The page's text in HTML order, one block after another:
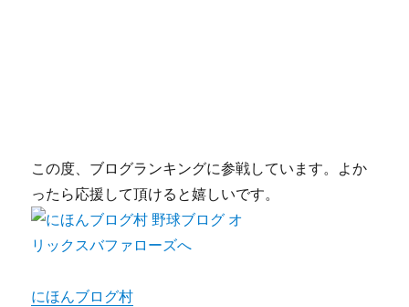
この度、ブログランキングに参戦しています。よか
ったら応援して頂けると嬉しいです。
にほんブログ村